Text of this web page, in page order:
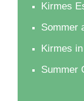
Kirmes
Sommer
Kirmes
Summer